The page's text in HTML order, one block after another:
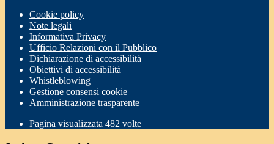
Cookie policy
Note legali
Informativa Privacy
Ufficio Relazioni con il Pubblico
Dichiarazione di accessibilità
Obiettivi di accessibilità
Whistleblowing
Gestione consensi cookie
Amministrazione trasparente
Pagina visualizzata 482 volte